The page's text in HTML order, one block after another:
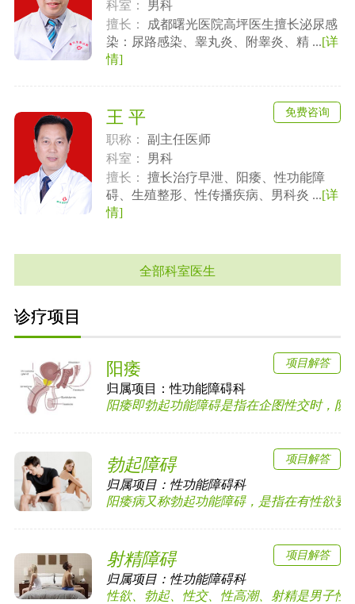
科室：
男科
擅长：
成都曙光医院高坪医生擅长泌尿感
染：尿路感染、睾丸炎、附睾炎、精 ...[详
情]
王 平
职称：
副主任医师
科室：
男科
擅长：
擅长治疗早泄、阳痿、性功能障
碍、生殖整形、性传播疾病、男科炎 ...[详
情]
免费咨询
全部科室医生
诊疗项目
阳痿
归属项目：性功能障碍科
阳痿即勃起功能障碍是指在企图性交时，阴
项目解答
勃起障碍
归属项目： 性功能障碍科
阳痿病又称勃起功能障碍，是指在有性欲要
项目解答
射精障碍
归属项目： 性功能障碍科
性欲、勃起、性交、性高潮、射精是男子性
项目解答